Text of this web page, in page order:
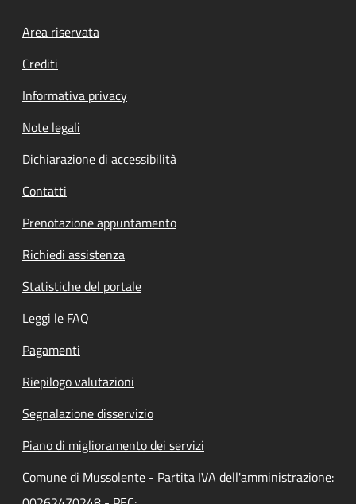
Footer menu
Area riservata
Crediti
Informativa privacy
Note legali
Dichiarazione di accessibilità
Contatti
Prenotazione appuntamento
Richiedi assistenza
Statistiche del portale
Leggi le FAQ
Pagamenti
Riepilogo valutazioni
Segnalazione disservizio
Piano di miglioramento dei servizi
Comune di Mussolente - Partita IVA dell'amministrazione: